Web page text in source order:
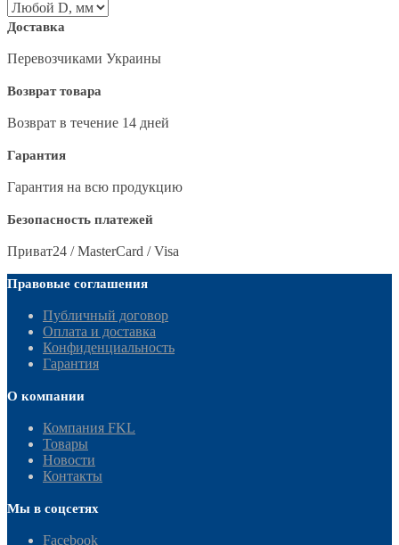
Доставка
Перевозчиками Украины
Возврат товара
Возврат в течение 14 дней
Гарантия
Гарантия на всю продукцию
Безопасность платежей
Приват24 / MasterCard / Visa
Правовые соглашения
Публичный договор
Оплата и доставка
Конфиденциальность
Гарантия
О компании
Компания FKL
Товары
Новости
Контакты
Мы в соцсетях
Facebook